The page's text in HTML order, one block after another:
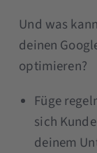
Und was
deinen
optimieren?
Füge
sich
deinem